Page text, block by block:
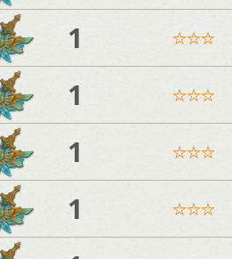
1
☆☆☆
1
☆☆☆
1
☆☆☆
1
☆☆☆